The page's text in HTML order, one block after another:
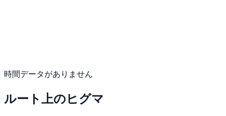
時間データがありません
ルート上のヒグマ